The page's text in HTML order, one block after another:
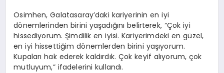
Osimhen, Galatasaray’daki kariyerinin en iyi
dönemlerinden birini yaşadığını belirterek, “Çok iyi
hissediyorum. Şimdilik en iyisi. Kariyerimdeki en güzel,
en iyi hissettiğim dönemlerden birini yaşıyorum.
Kupaları hak ederek kaldırdık. Çok keyif alıyorum, çok
mutluyum,” ifadelerini kullandı.